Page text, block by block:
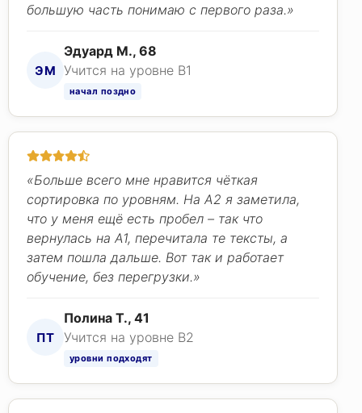
большую часть понимаю с первого раза.»
ЭМ
Эдуард М., 68
Учится на уровне B1
начал поздно
«Больше всего мне нравится чёткая
сортировка по уровням. На A2 я заметила,
что у меня ещё есть пробел – так что
вернулась на A1, перечитала те тексты, а
затем пошла дальше. Вот так и работает
обучение, без перегрузки.»
ПТ
Полина Т., 41
Учится на уровне B2
уровни подходят